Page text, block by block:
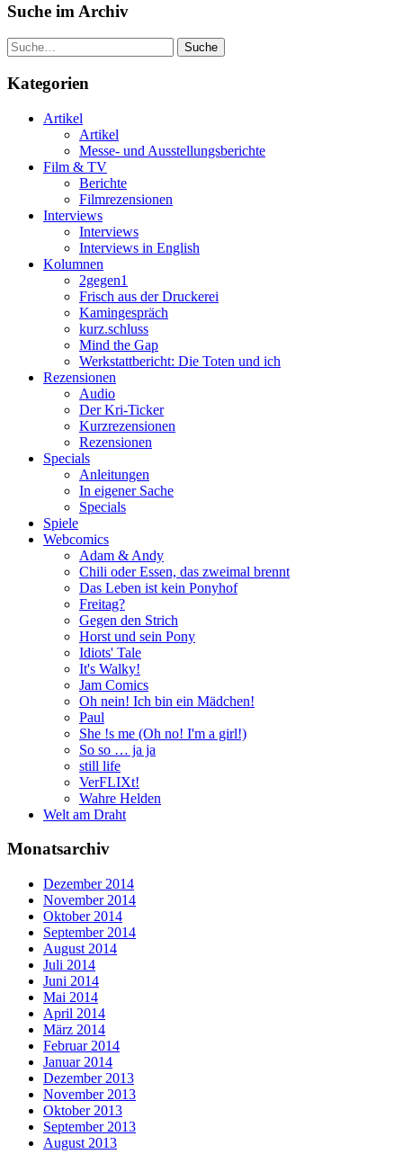
Suche im Archiv
Suche
Kategorien
Artikel
Artikel
Messe- und Ausstellungsberichte
Film & TV
Berichte
Filmrezensionen
Interviews
Interviews
Interviews in English
Kolumnen
2gegen1
Frisch aus der Druckerei
Kamingespräch
kurz.schluss
Mind the Gap
Werkstattbericht: Die Toten und ich
Rezensionen
Audio
Der Kri-Ticker
Kurzrezensionen
Rezensionen
Specials
Anleitungen
In eigener Sache
Specials
Spiele
Webcomics
Adam & Andy
Chili oder Essen, das zweimal brennt
Das Leben ist kein Ponyhof
Freitag?
Gegen den Strich
Horst und sein Pony
Idiots' Tale
It's Walky!
Jam Comics
Oh nein! Ich bin ein Mädchen!
Paul
She !s me (Oh no! I'm a girl!)
So so … ja ja
still life
VerFLIXt!
Wahre Helden
Welt am Draht
Monatsarchiv
Dezember 2014
November 2014
Oktober 2014
September 2014
August 2014
Juli 2014
Juni 2014
Mai 2014
April 2014
März 2014
Februar 2014
Januar 2014
Dezember 2013
November 2013
Oktober 2013
September 2013
August 2013